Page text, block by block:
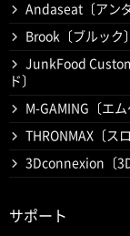
Andaseat〔アン
Brook〔ブルック〕
JunkFood
ド〕
M-GAMING〔エム
THRONMAX〔ス
3Dconnexion〔
サポート